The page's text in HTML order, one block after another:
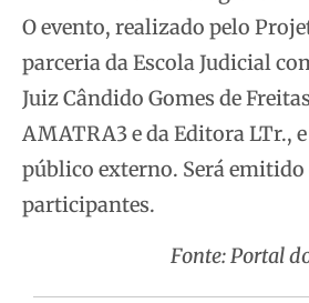
O evento, realizado pelo
parceria da Escola Judicial
Juiz Cândido Gomes de
AMATRA3 e da Editora LTr.,
público externo. Será
participantes.
Fonte: Portal